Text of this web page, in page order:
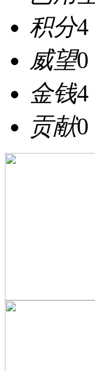
积分4
威望0
金钱4
贡献0